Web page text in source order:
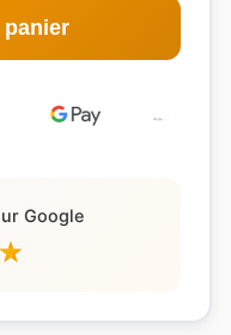
Google